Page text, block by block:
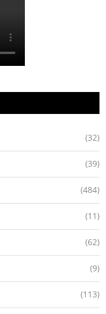
(32)
(39)
(484)
(11)
(62)
(9)
(113)